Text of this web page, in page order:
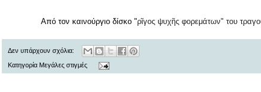
Από τον καινούργιο δίσκο "ρῖγος ψυχῆς φορεμάτων" του
Δεν υπάρχουν σχόλια:
Κατηγορία Μεγάλες στιγμές